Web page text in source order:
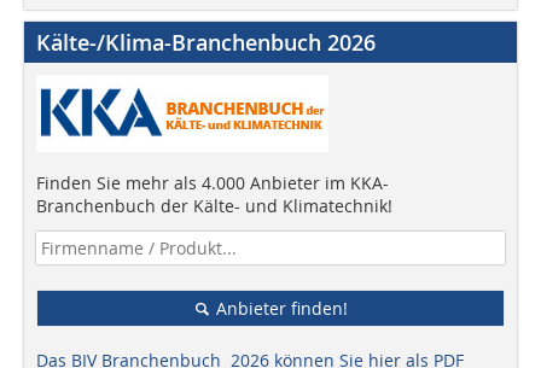
Kälte-/Klima-Branchenbuch 2026
Finden Sie mehr als 4.000 Anbieter im KKA-
Branchenbuch der Kälte- und Klimatechnik!
Anbieter finden!
Das BIV Branchenbuch 2026 können Sie hier als PDF